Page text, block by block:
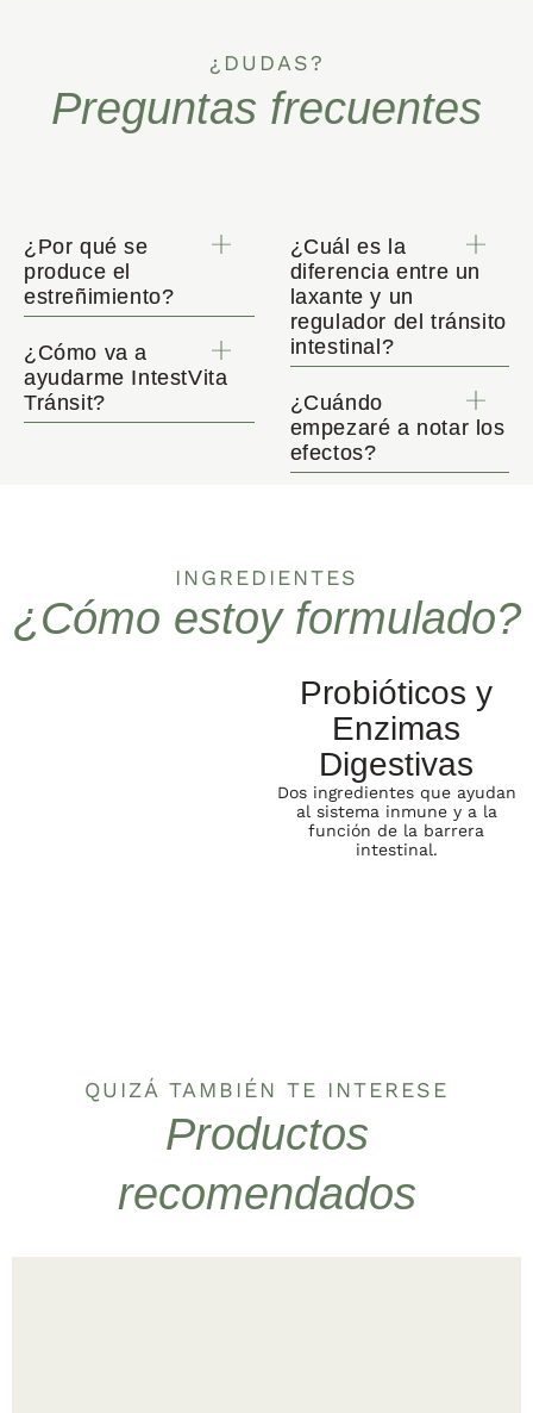
¿DUDAS?
Preguntas frecuentes
¿Por qué se
produce el
estreñimiento?
¿Cómo va a
ayudarme IntestVita
Tránsit?
¿Cuál es la
diferencia entre un
laxante y un
regulador del tránsito
intestinal?
¿Cuándo
empezaré a notar los
efectos?
INGREDIENTES
¿Cómo estoy formulado?
Probióticos y
Enzimas
Digestivas
Dos ingredientes que ayudan
al sistema inmune y a la
función de la barrera
intestinal.
QUIZÁ TAMBIÉN TE INTERESE
Productos
recomendados